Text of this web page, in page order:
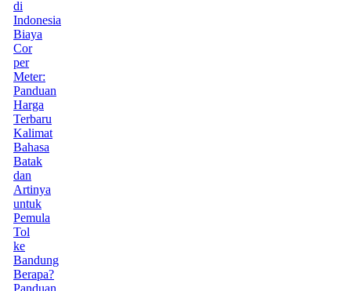
di
Indonesia
Biaya
Cor
per
Meter:
Panduan
Harga
Terbaru
Kalimat
Bahasa
Batak
dan
Artinya
untuk
Pemula
Tol
ke
Bandung
Berapa?